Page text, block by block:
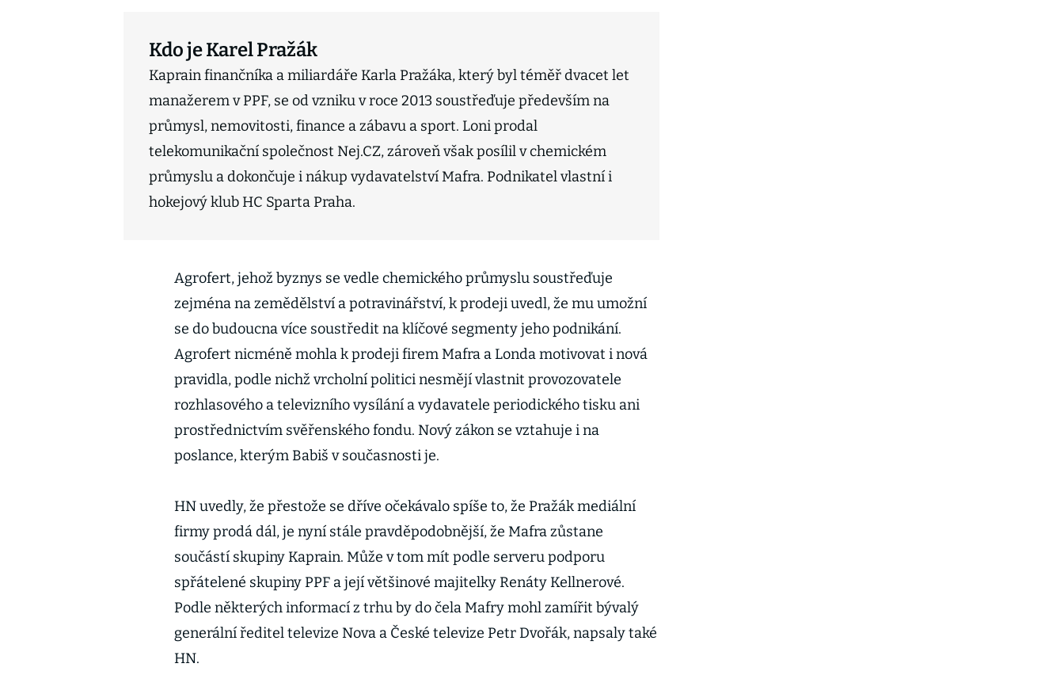
Kdo je Karel Pražák
Kaprain finančníka a miliardáře Karla Pražáka, který byl téměř dvacet let
manažerem v PPF, se od vzniku v roce 2013 soustřeďuje především na
průmysl, nemovitosti, finance a zábavu a sport. Loni prodal
telekomunikační společnost Nej.CZ, zároveň však posílil v chemickém
průmyslu a dokončuje i nákup vydavatelství Mafra. Podnikatel vlastní i
hokejový klub HC Sparta Praha.
Agrofert, jehož byznys se vedle chemického průmyslu soustřeďuje
zejména na zemědělství a potravinářství, k prodeji uvedl, že mu umožní
se do budoucna více soustředit na klíčové segmenty jeho podnikání.
Agrofert nicméně mohla k prodeji firem Mafra a Londa motivovat i nová
pravidla, podle nichž vrcholní politici nesmějí vlastnit provozovatele
rozhlasového a televizního vysílání a vydavatele periodického tisku ani
prostřednictvím svěřenského fondu. Nový zákon se vztahuje i na
poslance, kterým Babiš v současnosti je.
HN uvedly, že přestože se dříve očekávalo spíše to, že Pražák mediální
firmy prodá dál, je nyní stále pravděpodobnější, že Mafra zůstane
součástí skupiny Kaprain. Může v tom mít podle serveru podporu
spřátelené skupiny PPF a její většinové majitelky Renáty Kellnerové.
Podle některých informací z trhu by do čela Mafry mohl zamířit bývalý
generální ředitel televize Nova a České televize Petr Dvořák, napsaly také
HN.